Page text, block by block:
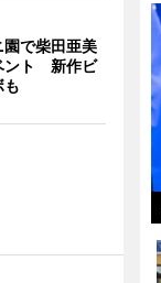
で柴田亜美
ント 新作ビ
も